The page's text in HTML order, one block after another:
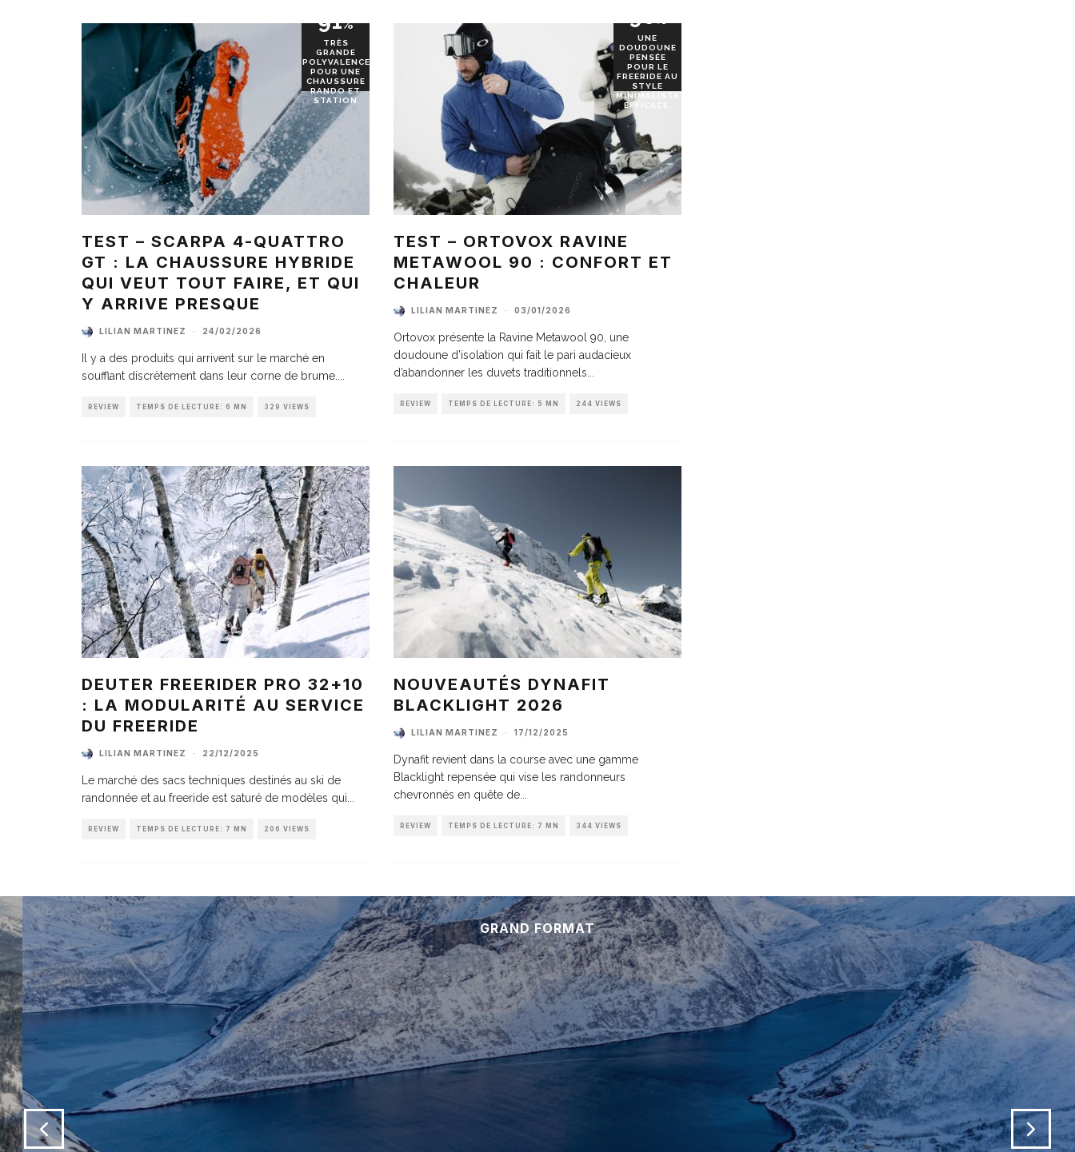
91%
TRÈS
GRANDE
POLYVALENCE
POUR UNE
CHAUSSURE
RANDO ET
STATION
TEST – SCARPA 4-QUATTRO
GT : LA CHAUSSURE HYBRIDE
QUI VEUT TOUT FAIRE, ET QUI
Y ARRIVE PRESQUE
LILIAN MARTINEZ · 24/02/2026
Il y a des produits qui arrivent sur le marché en
soufflant discrètement dans leur corne de brume.
REVIEW TEMPS DE LECTURE: 6 MN 329 VIEWS
90%
UNE
DOUDOUNE
PENSÉE
POUR LE
FREERIDE AU
STYLE
MINIMALISTE
EFFICACE.
TEST – ORTOVOX RAVINE
METAWOOL 90 : CONFORT ET
CHALEUR
LILIAN MARTINEZ · 03/01/2026
Ortovox présente la Ravine Metawool 90, une
doudoune d’isolation qui fait le pari audacieux
d’abandonner les duvets traditionnels
REVIEW TEMPS DE LECTURE: 5 MN 244 VIEWS
DEUTER FREERIDER PRO 32+10
: LA MODULARITÉ AU SERVICE
DU FREERIDE
LILIAN MARTINEZ · 22/12/2025
Le marché des sacs techniques destinés au ski de
randonnée et au freeride est saturé de modèles qui
REVIEW TEMPS DE LECTURE: 7 MN 206 VIEWS
NOUVEAUTÉS DYNAFIT
BLACKLIGHT 2026
LILIAN MARTINEZ · 17/12/2025
Dynafit revient dans la course avec une gamme
Blacklight repensée qui vise les randonneurs
chevronnés en quête de
REVIEW TEMPS DE LECTURE: 7 MN 344 VIEWS
GRAND FORMAT